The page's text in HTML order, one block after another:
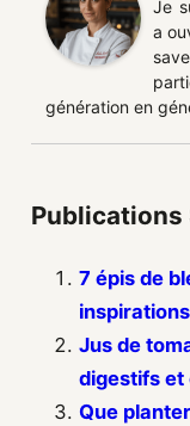
Je
a
génération en
Publications
7 épis de
Jus de
digestifs et
Que